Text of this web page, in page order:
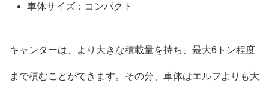
車体サイズ：コンパクト
キャンターは、より大きな積載量を持ち、最大6トン程度
まで積むことができます。その分、車体はエルフよりも大